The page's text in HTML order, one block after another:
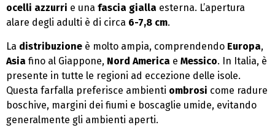
ocelli azzurri e una fascia gialla esterna. L’apertura
alare degli adulti è di circa 6-7,8 cm.
La distribuzione è molto ampia, comprendendo Europa,
Asia fino al Giappone, Nord America e Messico. In Italia, è
presente in tutte le regioni ad eccezione delle isole.
Questa farfalla preferisce ambienti ombrosi come radure
boschive, margini dei fiumi e boscaglie umide, evitando
generalmente gli ambienti aperti.